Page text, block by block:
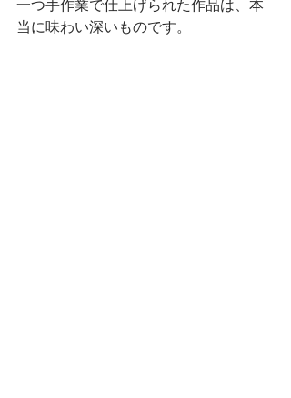
一つ手作業で仕上げられた作品は、本
当に味わい深いものです。